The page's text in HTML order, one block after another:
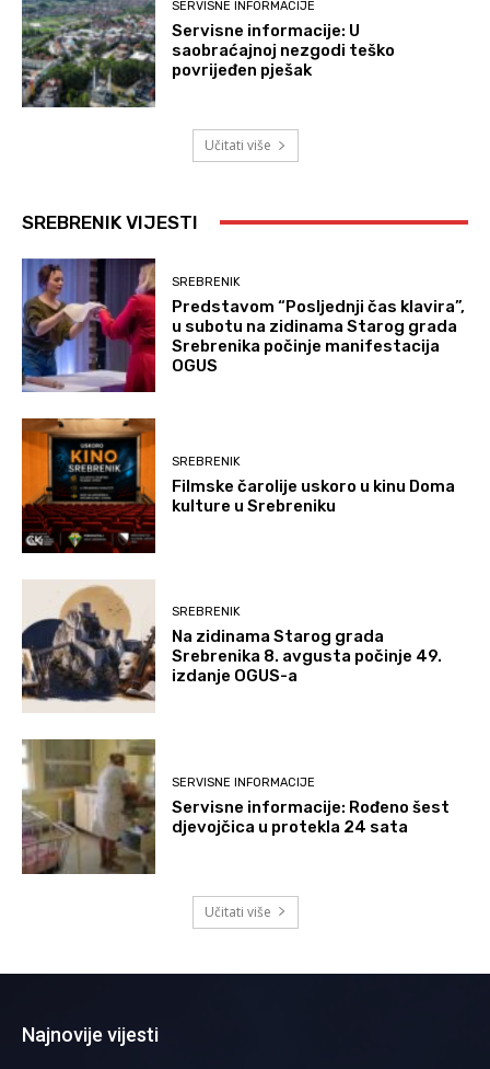
SERVISNE INFORMACIJE
Servisne informacije: U
saobraćajnoj nezgodi teško
povrijeđen pješak
Učitati više
SREBRENIK VIJESTI
SREBRENIK
Predstavom “Posljednji čas klavira”,
u subotu na zidinama Starog grada
Srebrenika počinje manifestacija
OGUS
SREBRENIK
Filmske čarolije uskoro u kinu Doma
kulture u Srebreniku
SREBRENIK
Na zidinama Starog grada
Srebrenika 8. avgusta počinje 49.
izdanje OGUS-a
SERVISNE INFORMACIJE
Servisne informacije: Rođeno šest
djevojčica u protekla 24 sata
Učitati više
Najnovije vijesti